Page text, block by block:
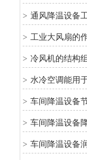
> 通风降温设备
> 工业大风扇的
> 冷风机的结构
> 水冷空调能用
> 车间降温设备
> 车间降温设备
> 车间降温设备